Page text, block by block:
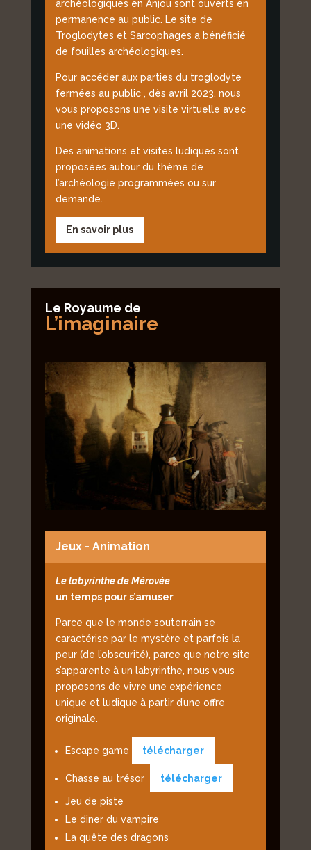
archéologiques en Anjou sont ouverts en
permanence au public. Le site de
Troglodytes et Sarcophages a bénéficié
de fouilles archéologiques.
Pour accéder aux parties du troglodyte
fermées au public , dès avril 2023, nous
vous proposons une visite virtuelle avec
une vidéo 3D.
Des animations et visites ludiques sont
proposées autour du thème de
l’archéologie programmées ou sur
demande.
En savoir plus
Le Royaume de
L’imaginaire
Jeux - Animation
Le labyrinthe de Mérovée
un temps pour s’amuser
Parce que le monde souterrain se
caractérise par le mystère et parfois la
peur (de l’obscurité), parce que notre site
s’apparente à un labyrinthe, nous vous
proposons de vivre une expérience
unique et ludique à partir d’une offre
originale.
Escape game télécharger
Chasse au trésor télécharger
Jeu de piste
Le diner du vampire
La quête des dragons